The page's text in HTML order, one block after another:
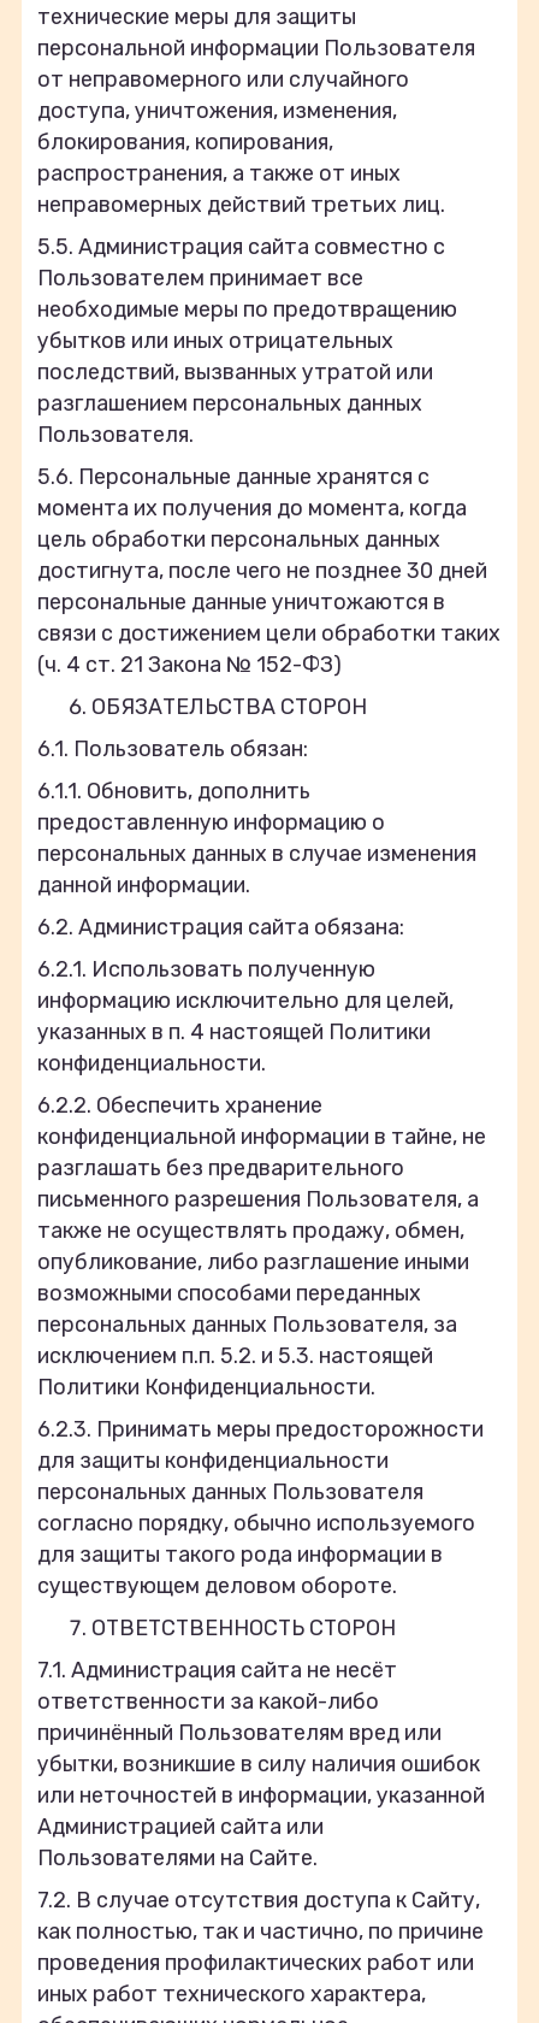
технические меры для защиты
персональной информации Пользователя
от неправомерного или случайного
доступа, уничтожения, изменения,
блокирования, копирования,
распространения, а также от иных
неправомерных действий третьих лиц.
5.5. Администрация сайта совместно с
Пользователем принимает все
необходимые меры по предотвращению
убытков или иных отрицательных
последствий, вызванных утратой или
разглашением персональных данных
Пользователя.
5.6. Персональные данные хранятся с
момента их получения до момента, когда
цель обработки персональных данных
достигнута, после чего не позднее 30 дней
персональные данные уничтожаются в
связи с достижением цели обработки таких
(ч. 4 ст. 21 Закона № 152-ФЗ)
ОБЯЗАТЕЛЬСТВА СТОРОН
6.1. Пользователь обязан:
6.1.1. Обновить, дополнить
предоставленную информацию о
персональных данных в случае изменения
данной информации.
6.2. Администрация сайта обязана:
6.2.1. Использовать полученную
информацию исключительно для целей,
указанных в п. 4 настоящей Политики
конфиденциальности.
6.2.2. Обеспечить хранение
конфиденциальной информации в тайне, не
разглашать без предварительного
письменного разрешения Пользователя, а
также не осуществлять продажу, обмен,
опубликование, либо разглашение иными
возможными способами переданных
персональных данных Пользователя, за
исключением п.п. 5.2. и 5.3. настоящей
Политики Конфиденциальности.
6.2.3. Принимать меры предосторожности
для защиты конфиденциальности
персональных данных Пользователя
согласно порядку, обычно используемого
для защиты такого рода информации в
существующем деловом обороте.
ОТВЕТСТВЕННОСТЬ СТОРОН
7.1. Администрация сайта не несёт
ответственности за какой-либо
причинённый Пользователям вред или
убытки, возникшие в силу наличия ошибок
или неточностей в информации, указанной
Администрацией сайта или
Пользователями на Сайте.
7.2. В случае отсутствия доступа к Сайту,
как полностью, так и частично, по причине
проведения профилактических работ или
иных работ технического характера,